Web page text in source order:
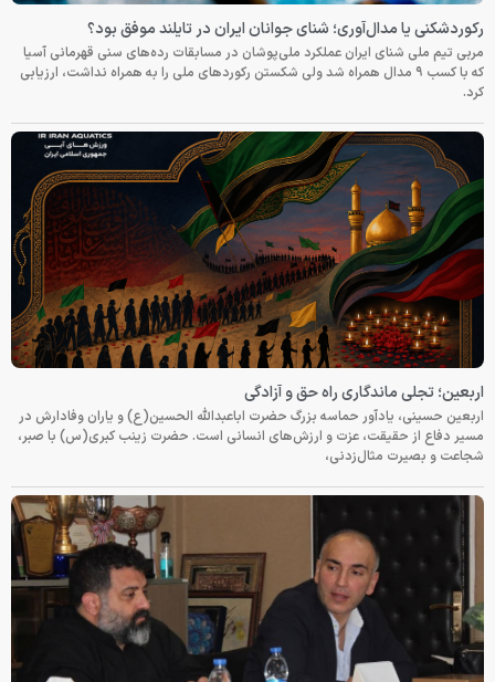
رکوردشکنی یا مدال‌آوری؛ شنای جوانان ایران در تایلند موفق بود؟
مربی تیم ملی شنای ایران عملکرد ملی‌پوشان در مسابقات رده‌های سنی قهرمانی آسیا
که با کسب ۹ مدال همراه شد ولی شکستن رکوردهای ملی را به همراه نداشت، ارزیابی
کرد.
اربعین؛ تجلی ماندگاری راه حق و آزادگی
اربعین حسینی، یادآور حماسه بزرگ حضرت اباعبدالله الحسین(ع) و یاران وفادارش در
مسیر دفاع از حقیقت، عزت و ارزش‌های انسانی است. حضرت زینب کبری(س) با صبر،
شجاعت و بصیرت مثال‌زدنی،